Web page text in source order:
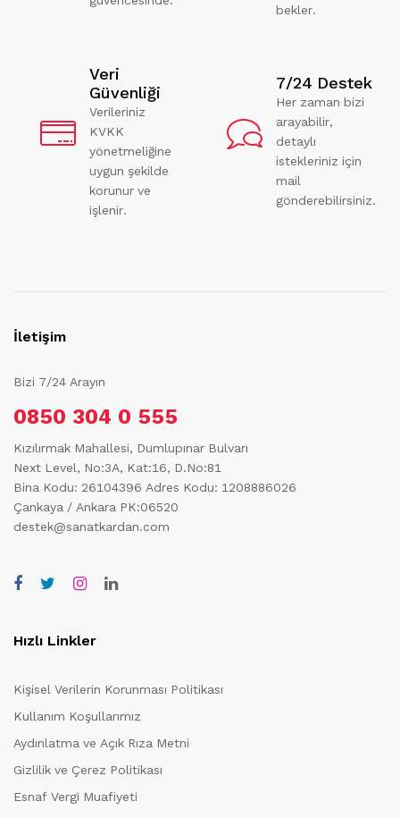
bekler.
Veri
Güvenliği
Verileriniz
KVKK
yönetmeliğine
uygun şekilde
korunur ve
işlenir.
7/24 Destek
Her zaman bizi
arayabilir,
detaylı
istekleriniz için
mail
gönderebilirsiniz.
İletişim
Bizi 7/24 Arayın
0850 304 0 555
Kızılırmak Mahallesi, Dumlupınar Bulvarı
Next Level, No:3A, Kat:16, D.No:81
Bina Kodu: 26104396 Adres Kodu: 1208886026
Çankaya / Ankara PK:06520
destek@sanatkardan.com
Hızlı Linkler
Kişisel Verilerin Korunması Politikası
Kullanım Koşullarımız
Aydınlatma ve Açık Rıza Metni
Gizlilik ve Çerez Politikası
Esnaf Vergi Muafiyeti